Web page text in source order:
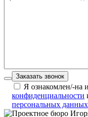
Заказать звонок
Я ознакомлен/-на
конфиденциальности
персональных данных